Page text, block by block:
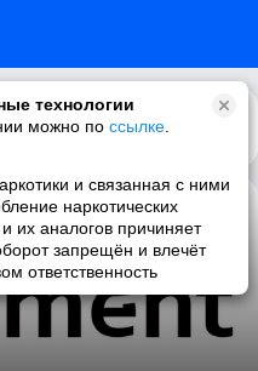
технологии
можно по ссылке
и связанная с ними
наркотических
их аналогов причиняет
запрещён и влечёт
ответственность